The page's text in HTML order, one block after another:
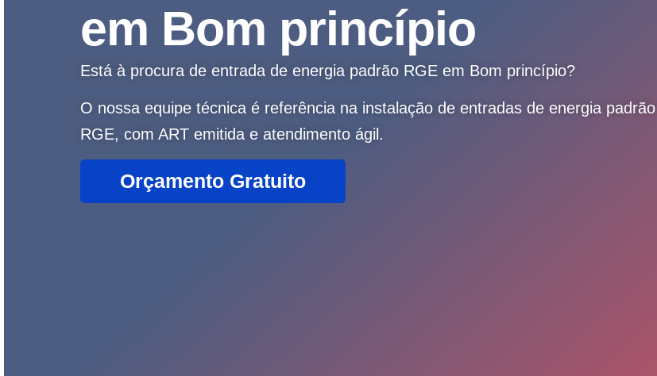
em Bom princípio
Está à procura de entrada de energia padrão RGE em Bom princípio?
O nossa equipe técnica é referência na instalação de entradas de energia padrão
RGE, com ART emitida e atendimento ágil.
Orçamento Gratuito